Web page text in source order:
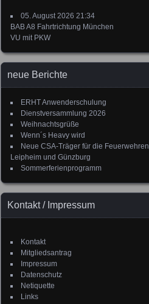
05. August 2026 21:34
BAB A8 Fahrtrichtung München
VU mit PKW
neue Berichte
ERHT Anwenderschulung
Dienstversammlung 2026
Weihnachtsgrüße
Wenn´s Heavy wird
Neue CSA-Träger für die Feuerwehren
Leipheim und Günzburg
Sommerferienprogramm
Kontakt / Impressum
Kontakt
Mitgliedsantrag
Impressum
Datenschutz
Netiquette
Links